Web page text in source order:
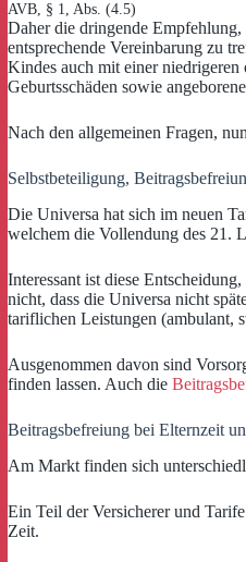
AVB, § 1, Abs. (4.5)
Daher die dringende
entsprechende Vereinbarung zu
Kindes auch mit einer
Geburtsschäden sowie
Nach den allgemeinen Fragen,
Selbstbeteiligung,
Die Universa hat sich im neuen
welchem die Vollendung des 21.
Interessant ist diese
nicht, dass die Universa nicht
tariflichen Leistungen (ambulant,
Ausgenommen davon sind
finden lassen. Auch die
Beitragsbefreiung bei Elternzeit
Am Markt finden sich
Ein Teil der Versicherer und
Zeit.